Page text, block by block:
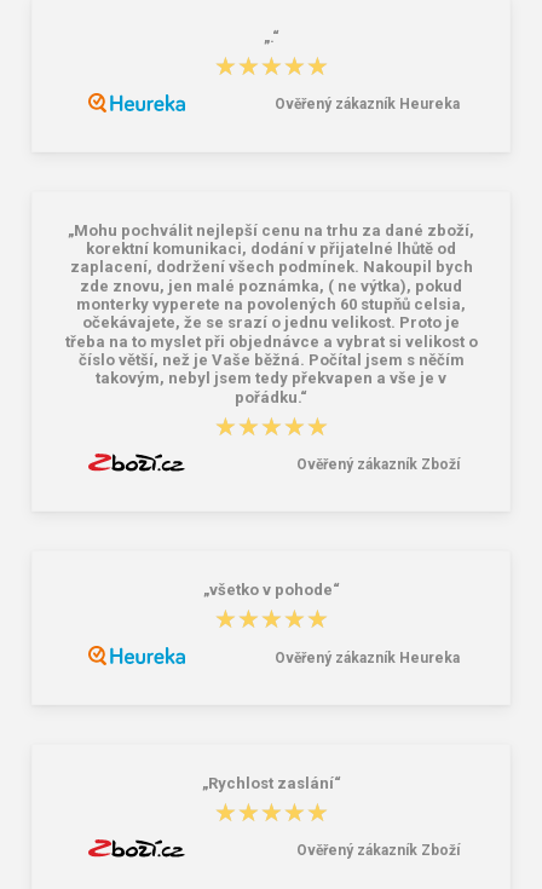
„.“
★★★★★
★★★★★
Ověřený zákazník Heureka
„Mohu pochválit nejlepší cenu na trhu za dané zboží,
korektní komunikaci, dodání v přijatelné lhůtě od
zaplacení, dodržení všech podmínek. Nakoupil bych
zde znovu, jen malé poznámka, ( ne výtka), pokud
monterky vyperete na povolených 60 stupňů celsia,
očekávajete, že se srazí o jednu velikost. Proto je
třeba na to myslet při objednávce a vybrat si velikost o
číslo větší, než je Vaše běžná. Počítal jsem s něčím
takovým, nebyl jsem tedy překvapen a vše je v
pořádku.“
★★★★★
★★★★★
Ověřený zákazník Zboží
„všetko v pohode“
★★★★★
★★★★★
Ověřený zákazník Heureka
„Rychlost zaslání“
★★★★★
★★★★★
Ověřený zákazník Zboží